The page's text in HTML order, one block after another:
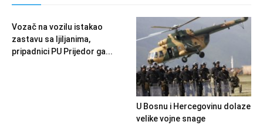
Vozač na vozilu istakao
zastavu sa ljiljanima,
pripadnici PU Prijedor ga...
U Bosnu i Hercegovinu dolaze
velike vojne snage